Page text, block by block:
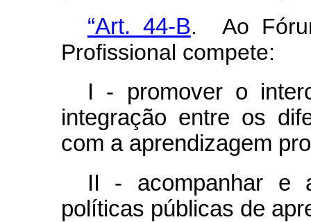
“Art. 44-B. Ao
Profissional compete:
I - promover o
integração entre os
com a aprendizagem
II - acompanhar e
políticas públicas de